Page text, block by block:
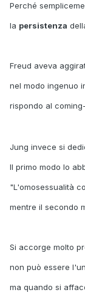
Perché
la persistenza
Freud aveva
nel modo ingenuo
rispondo al
Jung invece si
Il primo modo lo
"L'omosessualità
mentre il secondo
Si accorge molto
non può essere
ma quando si